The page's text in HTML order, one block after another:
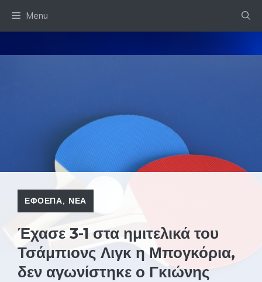
Menu
ΕΦΟΕΠΑ, ΝΕΑ
Έχασε 3-1 στα ημιτελικά του
Τσάμπιονς Λιγκ η Μπογκόρια,
δεν αγωνίστηκε ο Γκιώνης